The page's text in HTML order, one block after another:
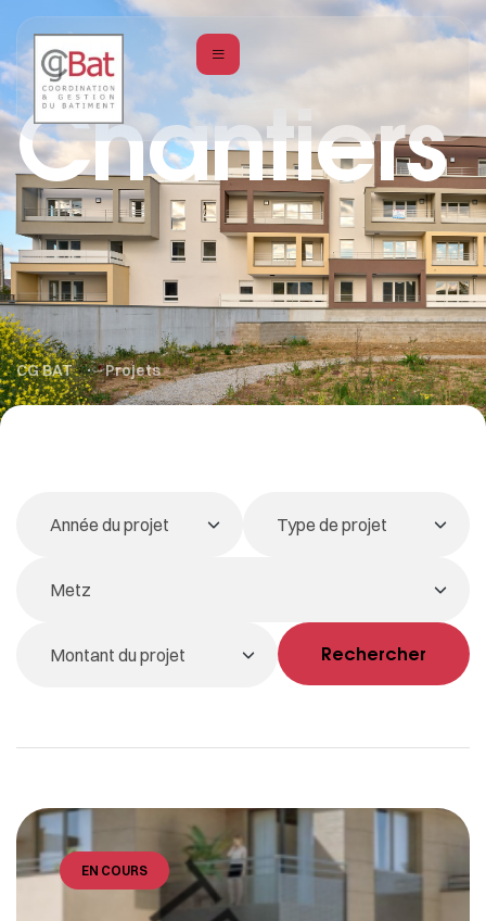
Chantiers
CG BAT Projets
Rechercher
EN COURS